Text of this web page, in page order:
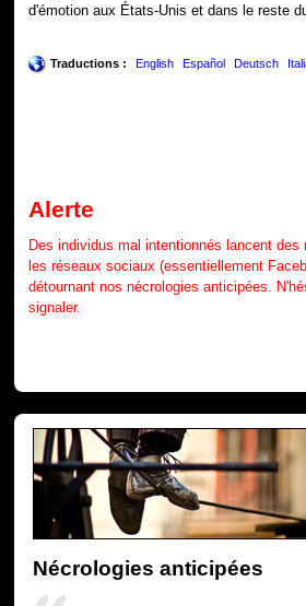
d'émotion aux États-Unis et dans le reste
Traductions : English Español Deutsch
Alerte
Des individus mal intentionnés lancent des
les réseaux sociaux (essentiellement
détournant nos nécrologies anticipées.
signaler.
Nécrologies anticipées